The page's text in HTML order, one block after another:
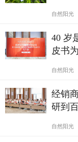
自然阳光
40 岁
皮书
自然阳光
经销
研到
自然阳光